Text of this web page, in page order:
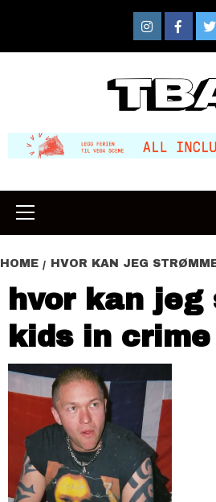
content
Instagram
Primary
Menu
HOME HVOR KAN JEG
hvor kan jeg
kids in crime